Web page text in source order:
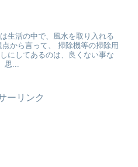
生活の中で、風水を取り入れる
から言って、 掃除機等の掃除用
にしてあるのは、良くない事な
...
ーリンク